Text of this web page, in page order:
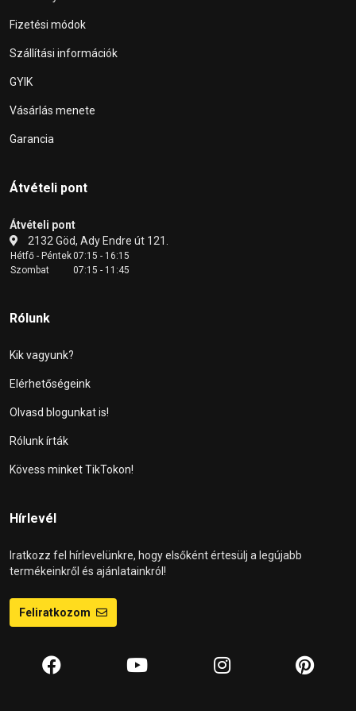
Fizetési módok
Szállítási információk
GYIK
Vásárlás menete
Garancia
Átvételi pont
Átvételi pont
2132 Göd, Ady Endre út 121.
Hétfő - Péntek07:15 - 16:15
Szombat
07:15 - 11:45
Rólunk
Kik vagyunk?
Elérhetőségeink
Olvasd blogunkat is!
Rólunk írták
Kövess minket TikTokon!
Hírlevél
Iratkozz fel hírlevelünkre, hogy elsőként értesülj a legújabb
termékeinkről és ajánlatainkról!
Feliratkozom